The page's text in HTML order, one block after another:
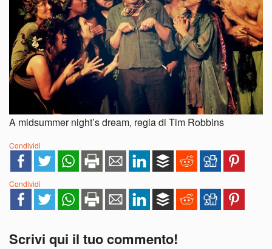
A midsummer night’s dream, regia di Tim Robbins
Condividi
Condividi
Scrivi qui il tuo commento!